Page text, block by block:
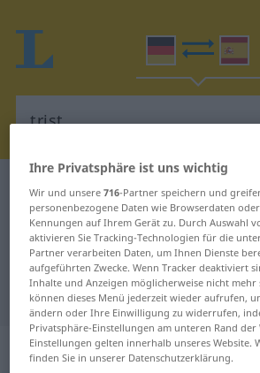
Deutsch-Spanisch Wörterbuch
Deutsch-Spanisch
"trist"
"trist" Spanisch
„trist“: Adjektiv
Ihre Privatsphäre ist uns wichtig
Wir und unsere716-Partner speichern und
personenbezogene Daten wie Browserdaten
Kennungen auf Ihrem Gerät zu. Durch Auswahl
aktivieren Sie Tracking-Technologien für die
Partner verarbeiten Daten, um Ihnen Dienste
aufgeführten Zwecke. Wenn Tracker deaktiviert
Inhalte und Anzeigen möglicherweise nicht mehr
können dieses Menü jederzeit wieder aufrufen,
ändern oder Ihre Einwilligung zu widerrufen,
Privatsphäre-Einstellungen am unteren Rand der
Einstellungen gelten innerhalb unseres Website.
finden Sie in unserer Datenschutzerklärung.